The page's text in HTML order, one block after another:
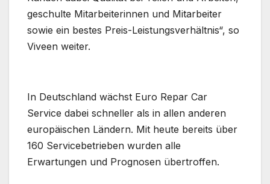
geschulte Mitarbeiterinnen und Mitarbeiter
sowie ein bestes Preis-Leistungsverhältnis“, so
Viveen weiter.
In Deutschland wächst Euro Repar Car
Service dabei schneller als in allen anderen
europäischen Ländern. Mit heute bereits über
160 Servicebetrieben wurden alle
Erwartungen und Prognosen übertroffen.